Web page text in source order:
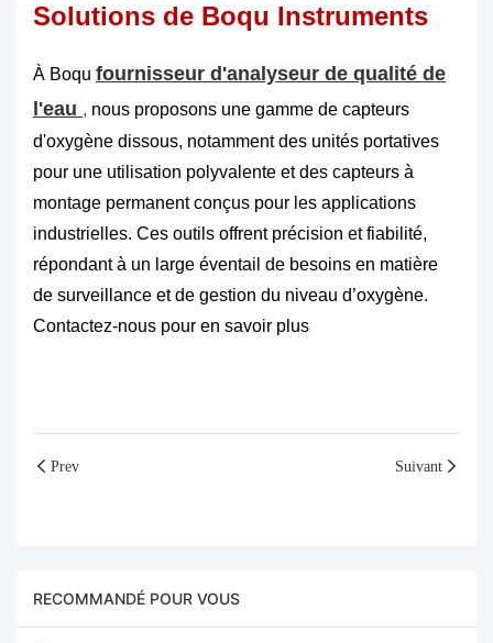
Solutions de Boqu Instruments
À Boqu fournisseur d'analyseur de qualité de
l'eau , nous proposons une gamme de capteurs
d'oxygène dissous, notamment des unités portatives
pour une utilisation polyvalente et des capteurs à
montage permanent conçus pour les applications
industrielles. Ces outils offrent précision et fiabilité,
répondant à un large éventail de besoins en matière
de surveillance et de gestion du niveau d’oxygène.
Contactez-nous pour en savoir plus
Prev Suivant
RECOMMANDÉ POUR VOUS